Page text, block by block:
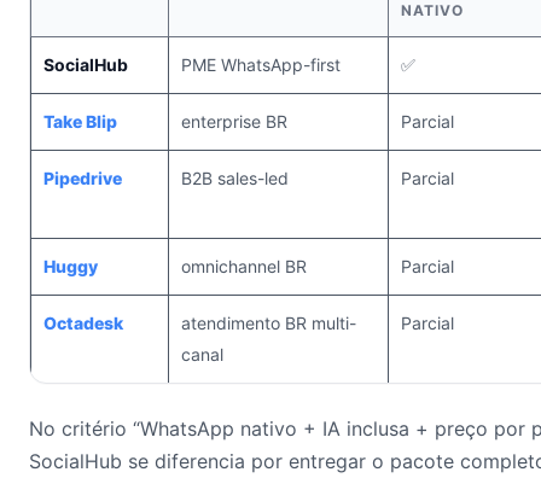
NATIVO
SocialHub PME WhatsApp-first ✅
Take Blip enterprise BR Parcial
Pipedrive B2B sales-led Parcial
Huggy omnichannel BR Parcial
Octadesk
atendimento BR multi-
canal
Parcial
No critério “WhatsApp nativo + IA inclusa + preço por
SocialHub se diferencia por entregar o pacote